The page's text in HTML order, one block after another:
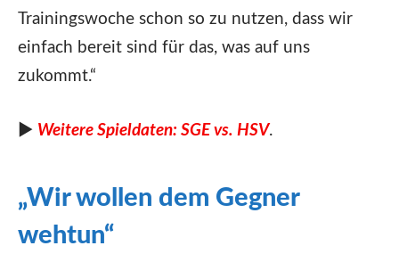
Trainingswoche schon so zu nutzen, dass wir
einfach bereit sind für das, was auf uns
zukommt.“
► Weitere Spieldaten: SGE vs. HSV.
„Wir wollen dem Gegner
wehtun“